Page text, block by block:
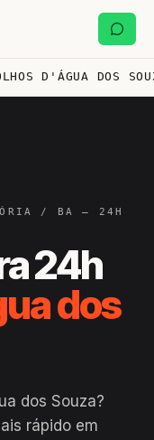
D'ÁGUA DOS
/ BA — 24H
24h
dos
dos Souza?
rápido em